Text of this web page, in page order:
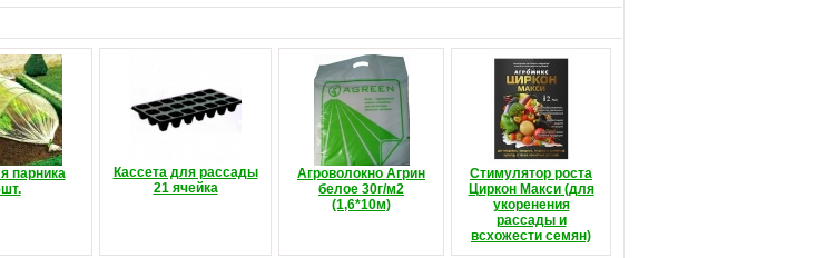
парника
Кассета для рассады
21 ячейка
Агроволокно Агрин
белое 30г/м2
(1,6*10м)
Стимулятор роста
Циркон Макси (для
укоренения
рассады и
всхожести семян)